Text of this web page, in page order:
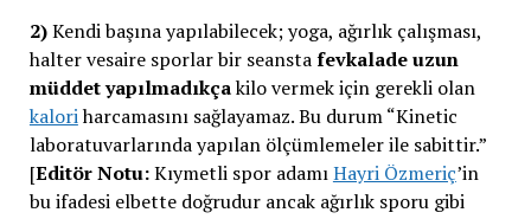
2)Kendi başına yapılabilecek; yoga, ağırlık çalışması,
halter vesaire sporlar bir seanstafevkalade uzun
müddet yapılmadıkçakilo vermek için gerekli olan
kaloriharcamasını sağlayamaz. Bu durum “Kinetic
laboratuvarlarında yapılan ölçümlemeler ile sabittir.”
[Editör Notu:Kıymetli spor adamıHayri Özmeriç’in
bu ifadesi elbette doğrudur ancak ağırlık sporu gibi